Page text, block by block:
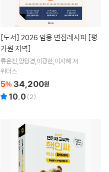
[도서]
가원 지역]
류은진,양왕경,이광한,이지혜 저
위더스
5% 34,200원
10.0 (2)